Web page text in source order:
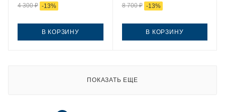
4 300₽ -13%
В КОРЗИНУ
8 700₽ -13%
В КОРЗИНУ
ПОКАЗАТЬ ЕЩЕ